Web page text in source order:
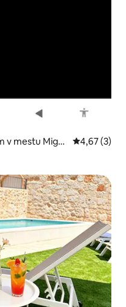
v mestu Migu
Povprečna
4,67 (3)
»Izbira gostov«